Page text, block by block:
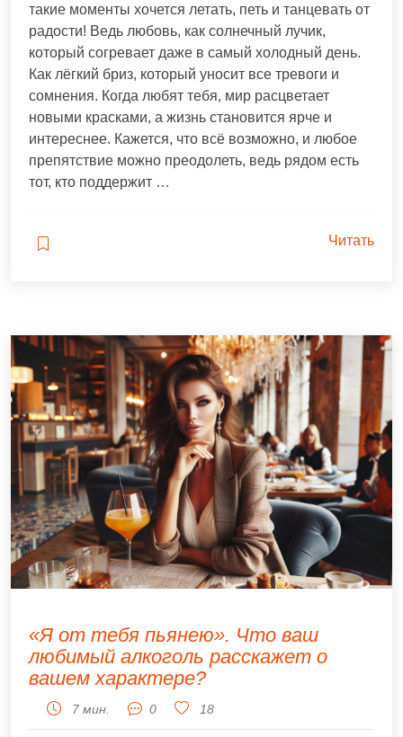
такие моменты хочется летать, петь и танцевать от
радости! Ведь любовь, как солнечный лучик,
который согревает даже в самый холодный день.
Как лёгкий бриз, который уносит все тревоги и
сомнения. Когда любят тебя, мир расцветает
новыми красками, а жизнь становится ярче и
интереснее. Кажется, что всё возможно, и любое
препятствие можно преодолеть, ведь рядом есть
тот, кто поддержит …
Читать
«Я от тебя пьянею». Что ваш
любимый алкоголь расскажет о
вашем характере?
7 мин. 0 18